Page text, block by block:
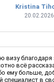
Kristina
визу благодаря
всё
ему больше,
в